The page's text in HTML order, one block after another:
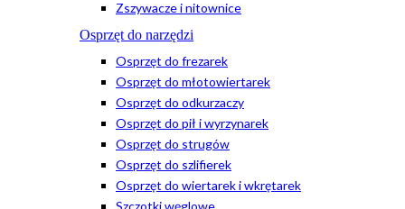
Zszywacze i nitownice
Osprzęt do narzędzi
Osprzęt do frezarek
Osprzęt do młotowiertarek
Osprzęt do odkurzaczy
Osprzęt do pił i wyrzynarek
Osprzęt do strugów
Osprzęt do szlifierek
Osprzęt do wiertarek i wkrętarek
Szczotki węglowe